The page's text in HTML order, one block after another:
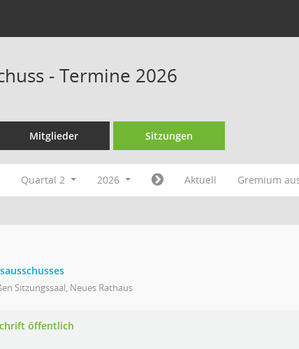
- Termine 2026
Mitglieder Sitzungen
Quartal 2 2026 Aktuell Gremium
Sitzungssaal, Neues Rathaus
öffentlich